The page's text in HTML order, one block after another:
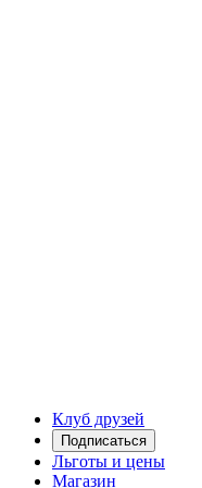
Клуб друзей
Подписаться
Льготы и цены
Магазин